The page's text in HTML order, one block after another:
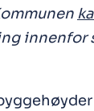
innenfor